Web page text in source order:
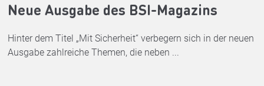
Neue Ausgabe des BSI-Magazins
Hinter dem Titel „Mit Sicherheit“ verbegern sich in der neuen
Ausgabe zahlreiche Themen, die neben ...